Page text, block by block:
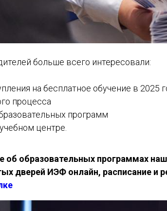
больше всего интересовали:
на бесплатное обучение в 2025
процесса
программ
центре.
об образовательных программах
дверей ИЭФ онлайн, расписание и